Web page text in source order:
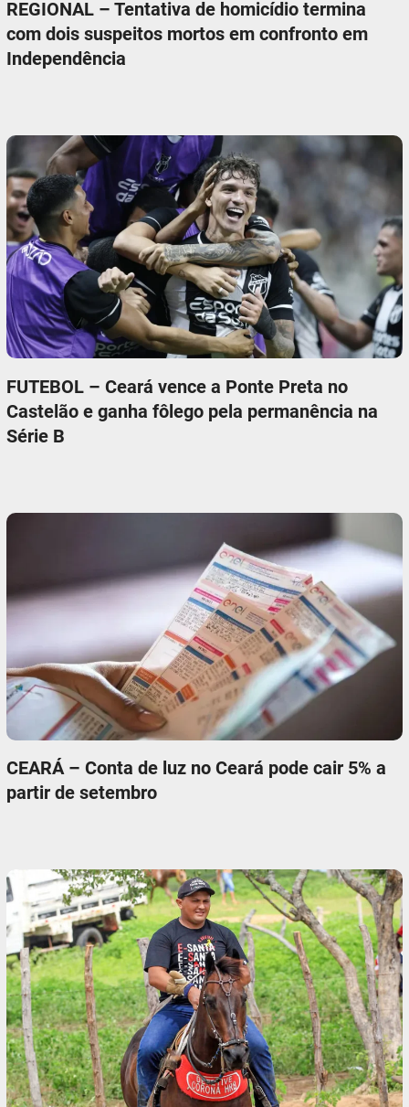
REGIONAL – Tentativa de homicídio termina
com dois suspeitos mortos em confronto em
Independência
FUTEBOL – Ceará vence a Ponte Preta no
Castelão e ganha fôlego pela permanência na
Série B
CEARÁ – Conta de luz no Ceará pode cair 5% a
partir de setembro